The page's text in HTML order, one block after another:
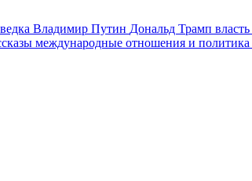
Владимир Путин Дональд Трамп власть
международные отношения и политика